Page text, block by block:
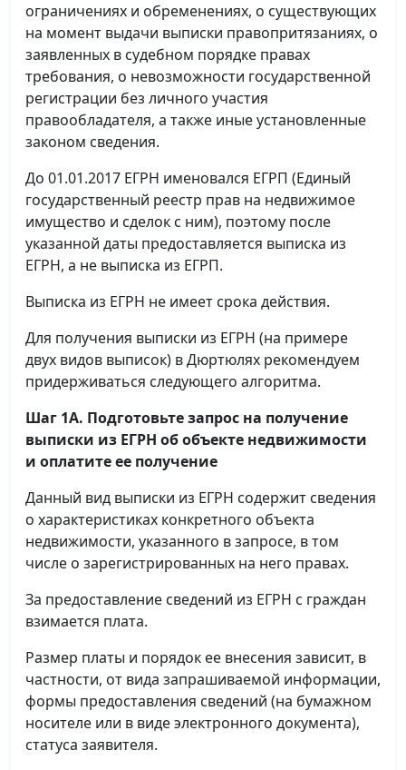
ограничениях и обременениях, о существующих
на момент выдачи выписки правопритязаниях, о
заявленных в судебном порядке правах
требования, о невозможности государственной
регистрации без личного участия
правообладателя, а также иные установленные
законом сведения.
До 01.01.2017 ЕГРН именовался ЕГРП (Единый
государственный реестр прав на недвижимое
имущество и сделок с ним), поэтому после
указанной даты предоставляется выписка из
ЕГРН, а не выписка из ЕГРП.
Выписка из ЕГРН не имеет срока действия.
Для получения выписки из ЕГРН (на примере
двух видов выписок) в Дюртюлях рекомендуем
придерживаться следующего алгоритма.
Шаг 1А. Подготовьте запрос на получение
выписки из ЕГРН об объекте недвижимости
и оплатите ее получение
Данный вид выписки из ЕГРН содержит сведения
о характеристиках конкретного объекта
недвижимости, указанного в запросе, в том
числе о зарегистрированных на него правах.
За предоставление сведений из ЕГРН с граждан
взимается плата.
Размер платы и порядок ее внесения зависит, в
частности, от вида запрашиваемой информации,
формы предоставления сведений (на бумажном
носителе или в виде электронного документа),
статуса заявителя.